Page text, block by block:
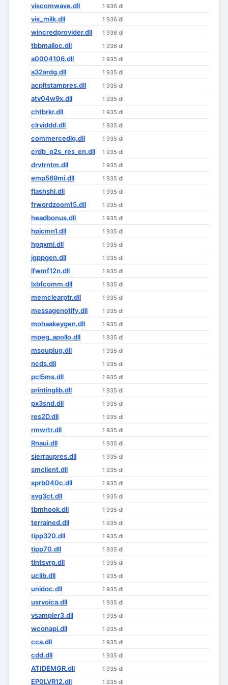
viscomwave.dll 1 936 dl
vis_milk.dll 1 936 dl
wincredprovider.dll 1 936 dl
tbbmalloc.dll 1 936 dl
a0004106.dll 1 935 dl
a32ardg.dll 1 935 dl
acpltstampres.dll 1 935 dl
atv04w9x.dll 1 935 dl
chtbrkr.dll 1 935 dl
clrviddd.dll 1 935 dl
commercedlg.dll 1 935 dl
crdb_p2s_res_en.dll 1 935 dl
drvtrntm.dll 1 935 dl
emp569mi.dll 1 935 dl
flashshl.dll 1 935 dl
frwordzoom15.dll 1 935 dl
headbonus.dll 1 935 dl
hpjcmn1.dll 1 935 dl
hpqxml.dll 1 935 dl
jgppgen.dll 1 935 dl
lfwmf12n.dll 1 935 dl
lxbfcomm.dll 1 935 dl
memclearptr.dll 1 935 dl
messagenotify.dll 1 935 dl
mohaakeygen.dll 1 935 dl
mpeg_apollo.dll 1 935 dl
msouplug.dll 1 935 dl
ncds.dll 1 935 dl
pcl5ms.dll 1 935 dl
printinglib.dll 1 935 dl
px3snd.dll 1 935 dl
res2D.dll 1 935 dl
rmwrtr.dll 1 935 dl
Rnaui.dll 1 935 dl
sierraupres.dll 1 935 dl
smclient.dll 1 935 dl
sprb040c.dll 1 935 dl
svg3ct.dll 1 935 dl
tbmhook.dll 1 935 dl
terrained.dll 1 935 dl
tipp320.dll 1 935 dl
tipp70.dll 1 935 dl
tlntsvrp.dll 1 935 dl
uclib.dll 1 935 dl
unidoc.dll 1 935 dl
usrvoica.dll 1 935 dl
vsampler3.dll 1 935 dl
wconapi.dll 1 935 dl
cca.dll 1 935 dl
cdd.dll 1 935 dl
ATIDEMGR.dll 1 935 dl
EP0LVR12.dll 1 935 dl